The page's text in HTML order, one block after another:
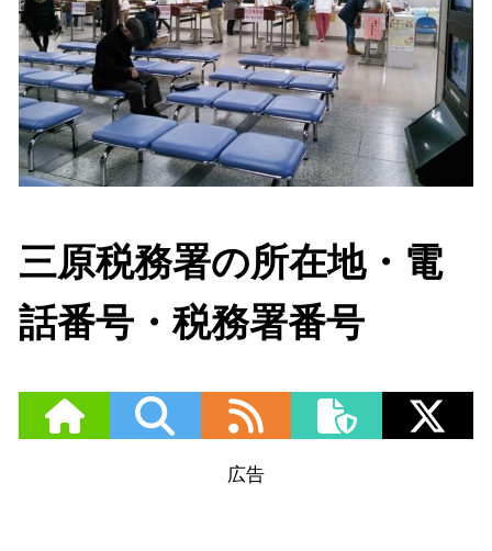
三原税務署の所在地・電
話番号・税務署番号